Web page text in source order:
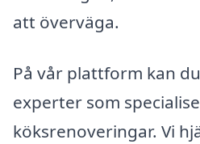
att överväga.
På vår plattform kan
experter som
köksrenoveringar. Vi